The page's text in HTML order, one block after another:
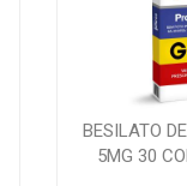
BESILATO
5MG 30